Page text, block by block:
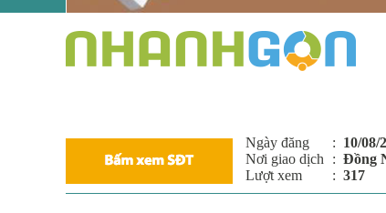
Ngày đăng : 10/08/
Nơi giao dịch
: Đồng
Lượt xem
: 317